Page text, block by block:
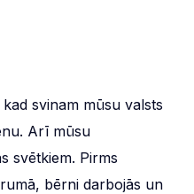
svinam mūsu valsts
Arī mūsu
svētkiem. Pirms
bērni darbojās un